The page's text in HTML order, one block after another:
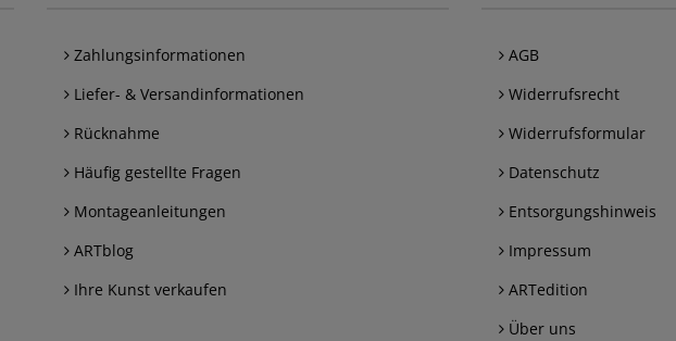
Zahlungsinformationen
Liefer- & Versandinformationen
Rücknahme
Häufig gestellte Fragen
Montageanleitungen
ARTblog
Ihre Kunst verkaufen
AGB
Widerrufsrecht
Widerrufsformular
Datenschutz
Entsorgungshinweis
Impressum
ARTedition
Über uns